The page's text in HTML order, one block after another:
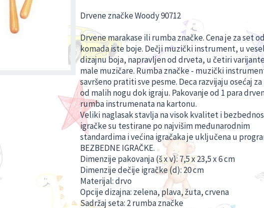
Drvene značke Woody 90712
Drvene marakase ili rumba značke. Cena je za set
komada iste boje. Dečji muzički instrument, u
dizajnu boja, napravljen od drveta, u četiri
male muzičare. Rumba značke - muzički
savršeno pratiti sve pesme. Deca razvijaju osećaj
od malih nogu dok igraju. Pakovanje od 1 para
rumba instrumenata na kartonu.
Veliki naglasak stavlja na visok kvalitet i
igračke su testirane po najvišim međunarodnim
standardima i većina igračaka je uključena u
BEZBEDNE IGRAČKE.
Dimenzije pakovanja (š x v): 7,5 x 23,5 x 6 cm
Dimenzije dečije igračke (d): 20 cm
Materijal: drvo
Opcije dizajna: zelena, plava, žuta, crvena
Sadržaj seta: 2 rumba značke